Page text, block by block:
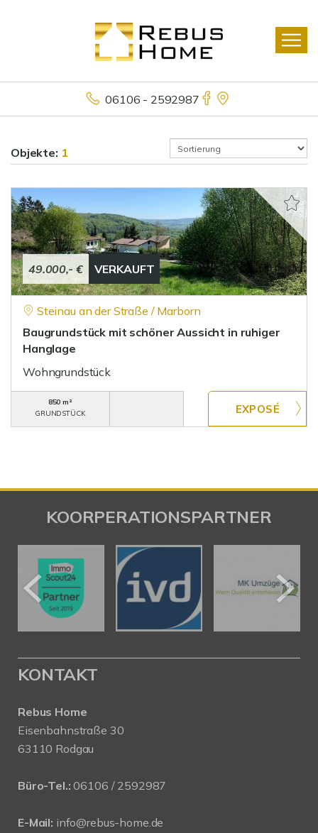
06106 - 2592987
Objekte: 1
49.000,- € VERKAUFT
Steinau an der Straße / Marborn
Baugrundstück mit schöner Aussicht in ruhiger
Hanglage
Wohngrundstück
850 m²
GRUNDSTÜCK
KOORPERATIONSPARTNER
KONTAKT
Rebus Home
Eisenbahnstraße 30
63110 Rodgau
Büro-Tel.:06106 / 2592987
E-Mail: info@rebus-home.de